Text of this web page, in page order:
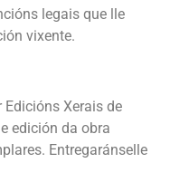
legais que lle
vixente.
Xerais de
edición da obra
Entregaránselle